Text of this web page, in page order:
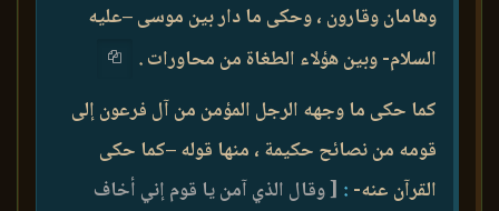
وهامان وقارون ، وحكى ما دار بين موسى –عليه
السلام- وبين هؤلاء الطغاة من محاورات .
كما حكى ما وجهه الرجل المؤمن من آل فرعون إلى
قومه من نصائح حكيمة ، منها قوله –كما حكى
القرآن عنه- : [ وقال الذي آمن يا قوم إني أخاف